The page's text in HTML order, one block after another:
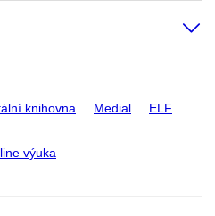
knihovna Medial ELF
výuka